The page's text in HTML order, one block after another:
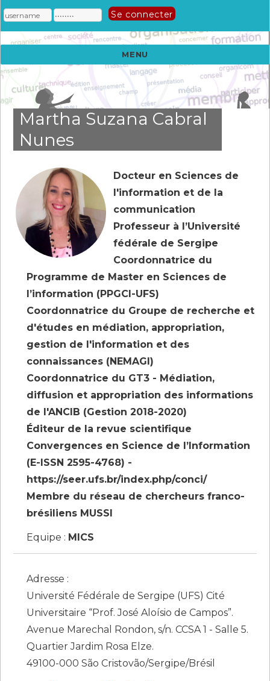
MENU
Martha Suzana Cabral
Nunes
Docteur en Sciences de
l'information et de la
communication
Professeur à l’Université
fédérale de Sergipe
Coordonnatrice du
Programme de Master en Sciences de
l’information (PPGCI-UFS)
Coordonnatrice du Groupe de recherche et
d'études en médiation, appropriation,
gestion de l'information et des
connaissances (NEMAGI)
Coordonnatrice du GT3 - Médiation,
diffusion et appropriation des informations
de l'ANCIB (Gestion 2018-2020)
Éditeur de la revue scientifique
Convergences en Science de l’Information
(E-ISSN 2595-4768) -
https://seer.ufs.br/index.php/conci/
Membre du réseau de chercheurs franco-
brésiliens MUSSI
Equipe : MICS
Adresse :
Université Fédérale de Sergipe (UFS) Cité
Universitaire “Prof. José Aloísio de Campos”.
Avenue Marechal Rondon, s/n. CCSA 1 - Salle 5.
Quartier Jardim Rosa Elze.
49100-000 São Cristovão/Sergipe/Brésil